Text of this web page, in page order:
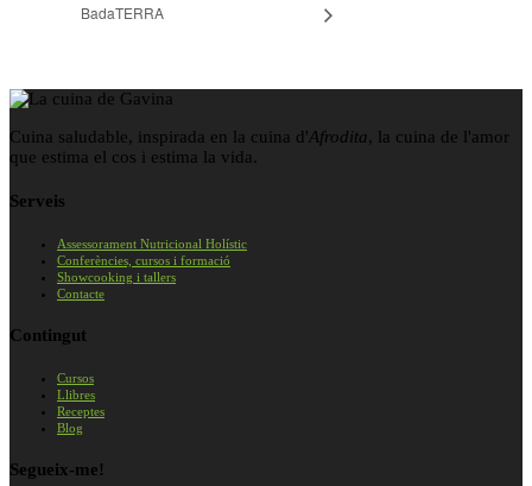
BadaTERRA
Cuina saludable, inspirada en la cuina d'Afrodita, la cuina de l'amor
que estima el cos i estima la vida.
Serveis
Assessorament Nutricional Holístic
Conferències, cursos i formació
Showcooking i tallers
Contacte
Contingut
Cursos
Llibres
Receptes
Blog
Segueix-me!